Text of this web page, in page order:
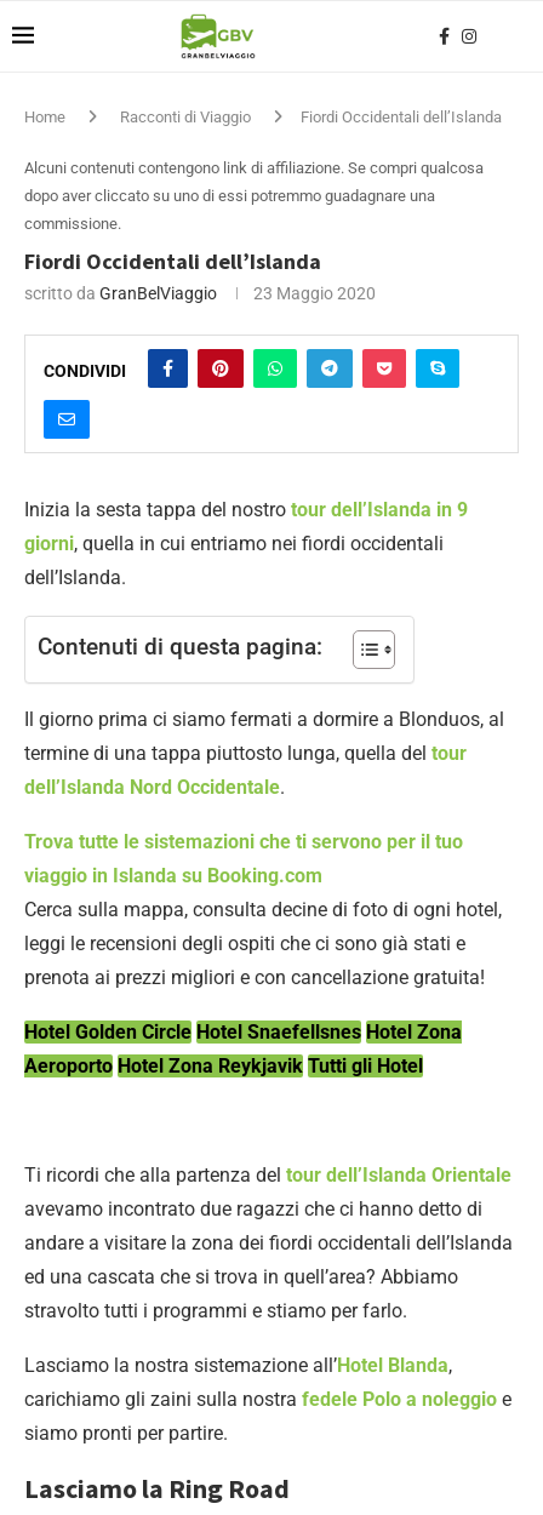
Home Racconti di Viaggio Fiordi Occidentali dell’Islanda
Alcuni contenuti contengono link di affiliazione. Se compri qualcosa
dopo aver cliccato su uno di essi potremmo guadagnare una
commissione.
Fiordi Occidentali dell’Islanda
scritto da GranBelViaggio 23 Maggio 2020
CONDIVIDI
Inizia la sesta tappa del nostro tour dell’Islanda in 9
giorni, quella in cui entriamo nei fiordi occidentali
dell’Islanda.
Contenuti di questa pagina:
Il giorno prima ci siamo fermati a dormire a Blonduos, al
termine di una tappa piuttosto lunga, quella del tour
dell’Islanda Nord Occidentale.
Trova tutte le sistemazioni che ti servono per il tuo
viaggio in Islanda su Booking.com
Cerca sulla mappa, consulta decine di foto di ogni hotel,
leggi le recensioni degli ospiti che ci sono già stati e
prenota ai prezzi migliori e con cancellazione gratuita!
Hotel Golden Circle Hotel Snaefellsnes Hotel Zona
Aeroporto Hotel Zona Reykjavik Tutti gli Hotel
Ti ricordi che alla partenza del tour dell’Islanda Orientale
avevamo incontrato due ragazzi che ci hanno detto di
andare a visitare la zona dei fiordi occidentali dell’Islanda
ed una cascata che si trova in quell’area? Abbiamo
stravolto tutti i programmi e stiamo per farlo.
Lasciamo la nostra sistemazione all’Hotel Blanda,
carichiamo gli zaini sulla nostra fedele Polo a noleggio e
siamo pronti per partire.
Lasciamo la Ring Road